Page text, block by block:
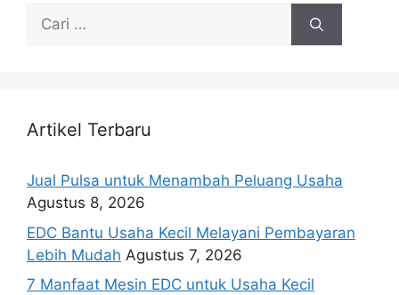
Artikel Terbaru
Jual Pulsa untuk Menambah Peluang Usaha
Agustus 8, 2026
EDC Bantu Usaha Kecil Melayani Pembayaran
Lebih Mudah Agustus 7, 2026
7 Manfaat Mesin EDC untuk Usaha Kecil